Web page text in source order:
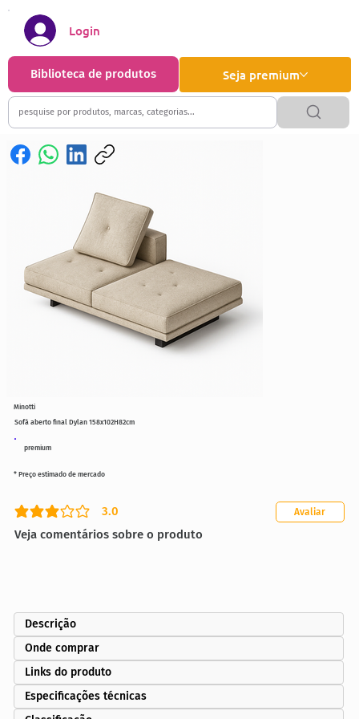
Seja premium
Biblioteca de produtos
Login
premium
Sofá aberto final Dylan 158x102H82cm
3.0
classificação média é 3 de 5
Veja comentários sobre o produto
Avaliar
* Preço estimado de mercado
Minotti
Descrição
Onde comprar
Links do produto
Especificações técnicas